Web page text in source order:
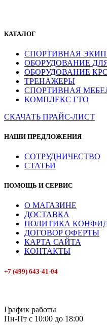
КАТАЛОГ
СПОРТИВНАЯ
ОБОРУДОВАНИЕ
ОБОРУДОВАНИЕ
ТРЕНАЖЕРЫ
СПОРТИВНАЯ
КОМПЛЕКС ГТО
СКАЧАТЬ ПРАЙС-ЛИСТ
НАШИ ПРЕДЛОЖЕНИЯ
СОТРУДНИЧЕСТВО
СТАТЬИ
ПОМОЩЬ И СЕРВИС
О МАГАЗИНЕ
ДОСТАВКА
ПОЛИТИКА
ДОГОВОР ОФЕРТЫ
КАРТА САЙТА
КОНТАКТЫ
+7 (499) 643-41-04
График работы
Пн-Пт с 10:00 до 18:00